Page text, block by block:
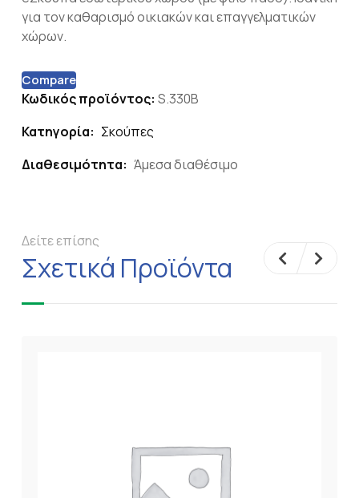
για τον καθαρισμό οικιακών και επαγγελματικών
χώρων.
Compare
Κωδικός προϊόντος: S.330B
Κατηγορία: Σκούπες
Διαθεσιμότητα: Άμεσα διαθέσιμο
Δείτε επίσης
Σχετικά Προϊόντα